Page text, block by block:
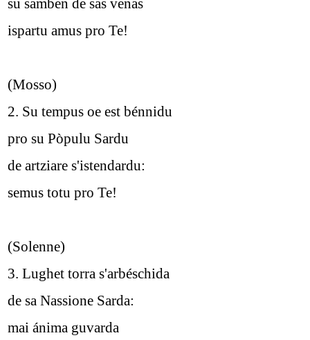
su samben de sas venas
ispartu amus pro Te!
(Mosso)
2. Su tempus oe est bénnidu
pro su Pòpulu Sardu
de artziare s'istendardu:
semus totu pro Te!
(Solenne)
3. Lughet torra s'arbéschida
de sa Nassione Sarda:
mai ánima guvarda